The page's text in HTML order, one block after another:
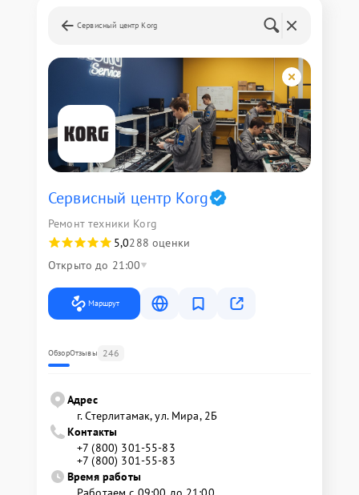
Сервисный центр Korg
Сервисный центр Korg
Ремонт техники Korg
5,0288 оценки
Открыто до 21:00
Маршрут
ОбзорОтзывы 246
Адрес
г. Стерлитамак, ул. Мира, 2Б
Контакты
+7 (800) 301-55-83
+7 (800) 301-55-83
Время работы